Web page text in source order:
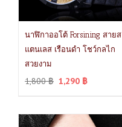
นาฬิกาออโต้ Forsining สายส
แตนเลส เรือนดำ โชว์กลไก
สวยงาม
1,800฿ 1,290 ฿